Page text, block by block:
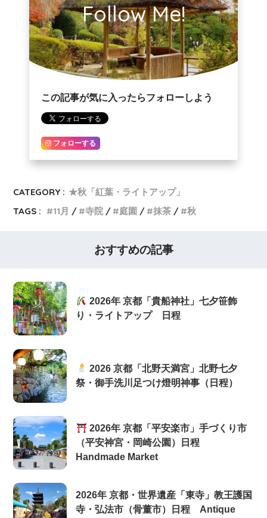
Follow Me!
この記事が気に入ったらフォローしよう
フォローする
CATEGORY : ★秋「紅葉・ライトアップ」
TAGS :
11月 寺院 庭園 抹茶 秋
おすすめの記事
2026年 京都「貴船神社」七夕笹飾
り・ライトアップ 日程
2026 京都「北野天満宮」北野七夕
祭・御手洗川足つけ燈明神事（日程）
2026年 京都「平安楽市」手づくり市
（平安神宮・岡崎公園）日程
Handmade Market
2026年 京都・世界遺産「東寺」教王護国
寺・弘法市（骨董市）日程 Antique